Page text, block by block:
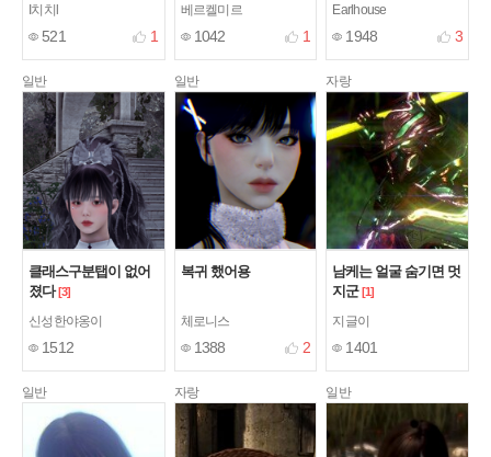
I치치l
521 1
베르켈미르
1042 1
Earlhouse
1948 3
일반
클래스구분탭이 없어
졌다 [3]
신성한야옹이
1512
일반
복귀 했어용
체로니스
1388 2
자랑
남케는 얼굴 숨기면 멋
지군 [1]
지글이
1401
일반 자랑 일반